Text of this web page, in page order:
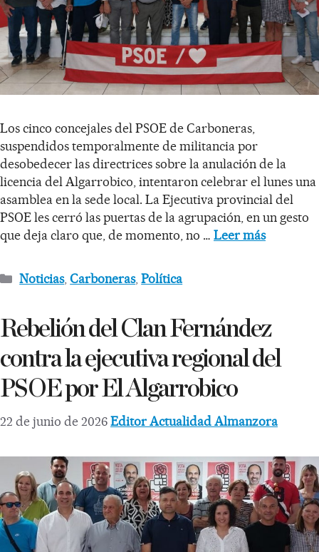
Los cinco concejales del PSOE de Carboneras,
suspendidos temporalmente de militancia por
desobedecer las directrices sobre la anulación de la
licencia del Algarrobico, intentaron celebrar el lunes una
asamblea en la sede local. La Ejecutiva provincial del
PSOE les cerró las puertas de la agrupación, en un gesto
que deja claro que, de momento, no … Leer más
Noticias,Carboneras,Política
Rebelión del Clan Fernández
contra la ejecutiva regional del
PSOE por El Algarrobico
22 de junio de 2026Editor Actualidad Almanzora